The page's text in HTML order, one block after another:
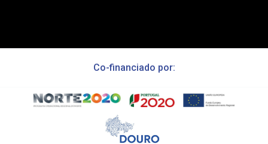
Co-financiado por: